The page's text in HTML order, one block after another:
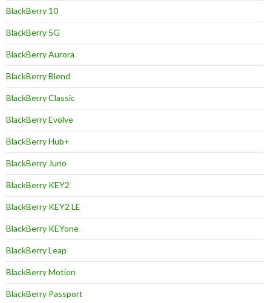
BlackBerry 10
BlackBerry 5G
BlackBerry Aurora
BlackBerry Blend
BlackBerry Classic
BlackBerry Evolve
BlackBerry Hub+
BlackBerry Juno
BlackBerry KEY2
BlackBerry KEY2 LE
BlackBerry KEYone
BlackBerry Leap
BlackBerry Motion
BlackBerry Passport